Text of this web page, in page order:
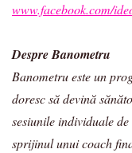
www.facebook.com/
Despre Banometru
Banometru este un
doresc să devină
sesiunile individuale
sprijinul unui coach